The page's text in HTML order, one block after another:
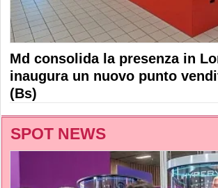
Md consolida la presenza in
inaugura un nuovo punto
(Bs)
SPOT NEWS